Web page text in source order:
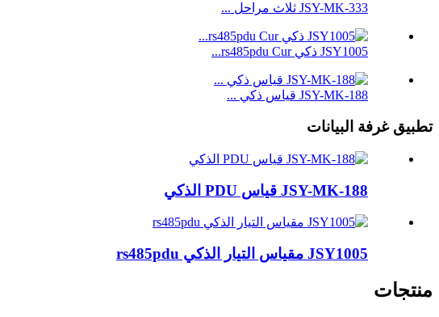
JSY-MK-333 ثلاث مراحل ...
JSY1005 ذكي rs485pdu Cur...
JSY-MK-188 قياس ذكي ...
تطبيق غرفة البيانات
JSY-MK-188 قياس PDU الذكي
JSY1005 مقياس التيار الذكي rs485pdu
منتجات